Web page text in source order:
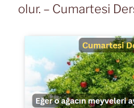
olur. – Cumartesi